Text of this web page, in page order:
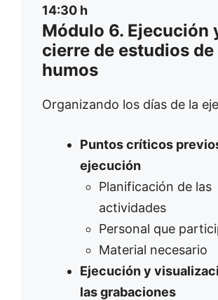
14:30 h
Módulo 6. Ejecución
cierre de estudios de
humos
Organizando los días de la
Puntos críticos
ejecución
Planificación de las
actividades
Personal que
Material necesario
Ejecución y
las grabaciones